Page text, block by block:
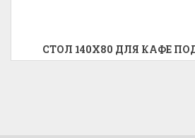
СТОЛ 140X80 ДЛЯ КАФЕ